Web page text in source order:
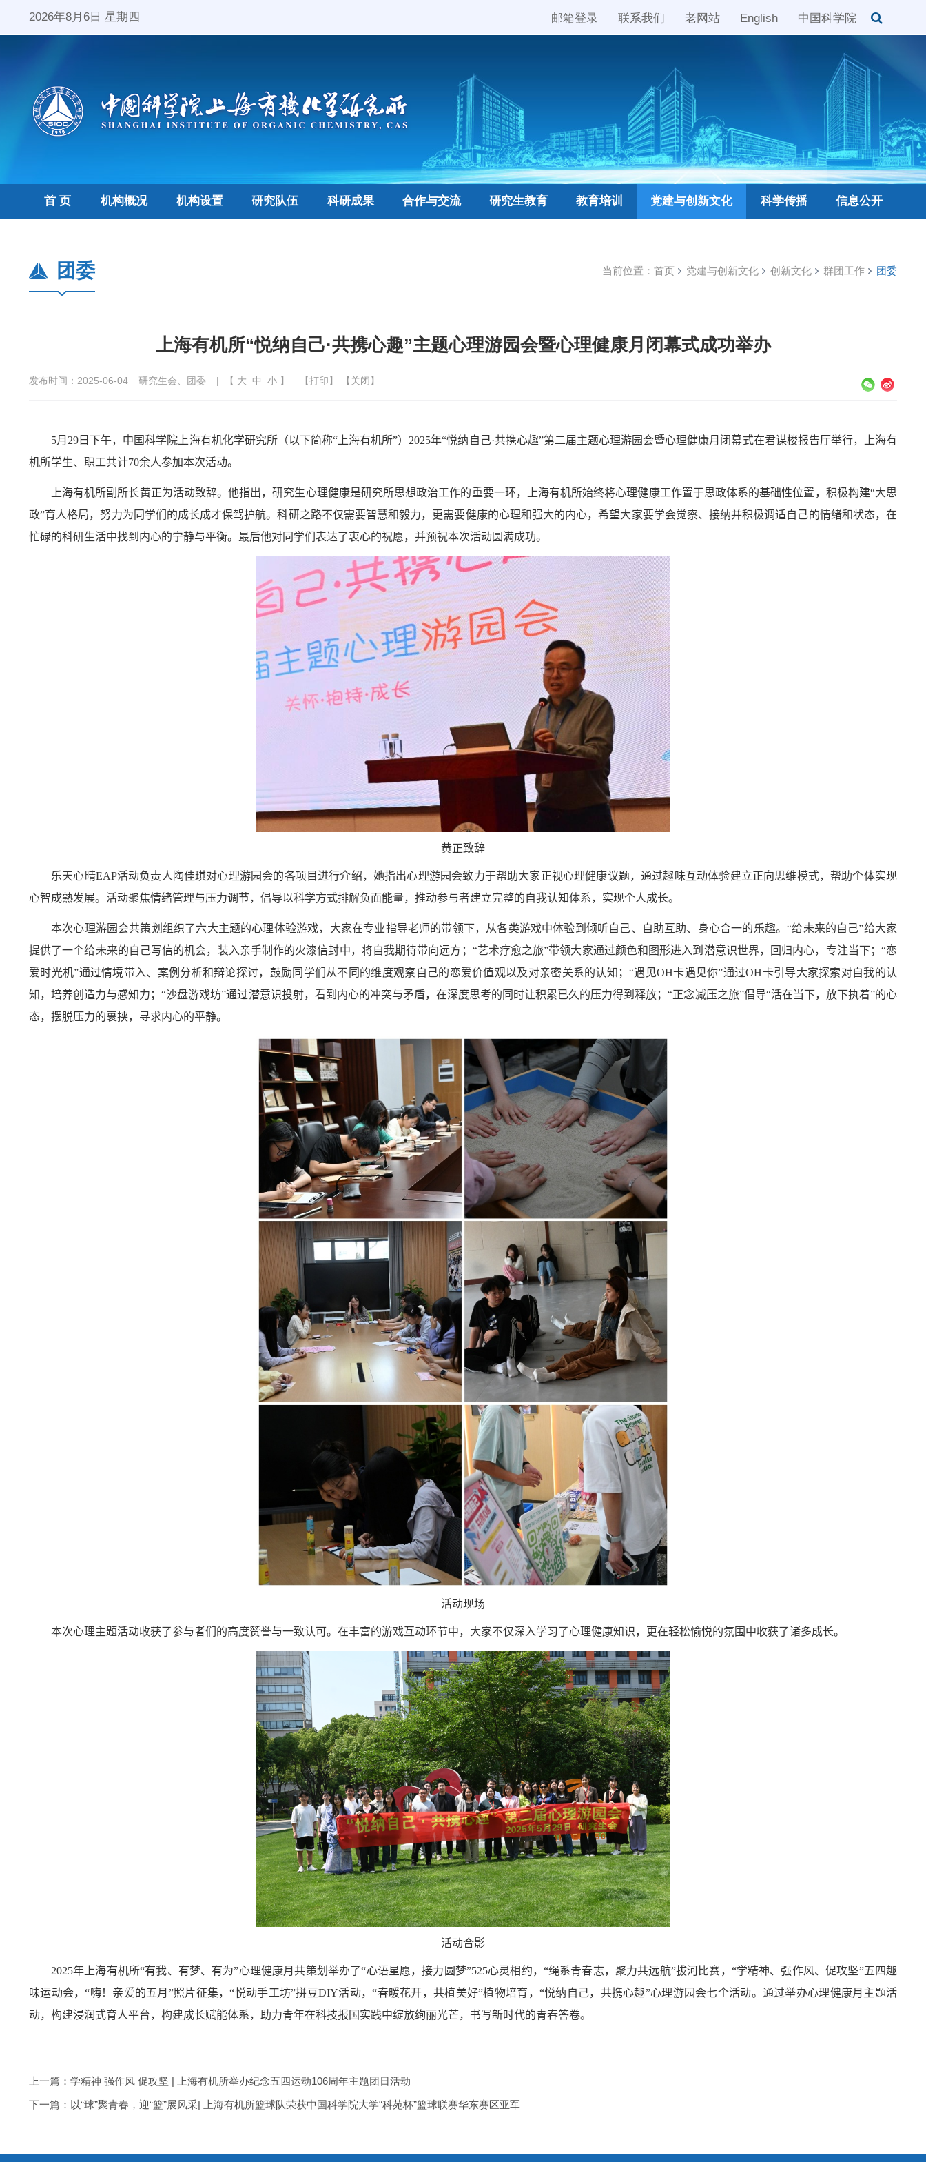
2026年8月6日 星期四 邮箱登录 联系我们 老网站 English 中国科学院
首 页 机构概况 机构设置 研究队伍 科研成果 合作与交流 研究生教育 教育培训 党建与创新文化 科学传播 信息公开
当前位置： 首页 党建与创新文化 创新文化 群团工作 团委
团委
上海有机所“悦纳自己·共携心趣”主题心理游园会暨心理健康月闭幕式成功举办
发布时间：2025-06-04 研究生会、团委 | 【 大 中 小 】 【打印】 【关闭】
5月 29 日下午，中国科学院上海有机化学研究所（以下简称“上海有机所”） 2025年“悦纳自己·共携心趣”第二届主题心理游园会暨心理健康月闭幕式在君谋楼报告厅举行，上海有
机所学生、职工共计70余人参加本次活动。
上海有机所副所长黄正为活动致辞。他指出，研究生心理健康是研究所思想政治工作的重要一环，上海有机所始终将心理健康工作置于思政体系的基础性位置，积极构建“大思
政”育人格局，努力为同学们的成长成才保驾护航。科研之路不仅需要智慧和毅力，更需要健康的心理和强大的内心，希望大家要学会觉察、接纳并积极调适自己的情绪和状态，在
忙碌的科研生活中找到内心的宁静与平衡。最后他对同学们表达了衷心的祝愿，并预祝本次活动圆满成功。
黄正致辞
乐天心晴EAP活动负责人陶佳琪对心理游园会的各项目进行介绍，她指出心理游园会致力于帮助大家正视心理健康议题，通过趣味互动体验建立正向思维模式，帮助个体实现
心智成熟发展。活动聚焦情绪管理与压力调节，倡导以科学方式排解负面能量，推动参与者建立完整的自我认知体系，实现个人成长。
本次心理游园会共策划组织了六大主题的心理体验游戏，大家在专业指导老师的带领下，从各类游戏中体验到倾听自己、自助互助、身心合一的乐趣。“给未来的自己”给大家
提供了一个给未来的自己写信的机会，装入亲手制作的火漆信封中，将自我期待带向远方；“艺术疗愈之旅”带领大家通过颜色和图形进入到潜意识世界，回归内心，专注当下；“恋
爱时光机”通过情境带入、案例分析和辩论探讨，鼓励同学们从不同的维度观察自己的恋爱价值观以及对亲密关系的认知；“遇见OH卡遇见你”通过OH卡引导大家探索对自我的认
知，培养创造力与感知力；“沙盘游戏坊”通过潜意识投射，看到内心的冲突与矛盾，在深度思考的同时让积累已久的压力得到释放；“正念减压之旅”倡导“活在当下，放下执着”的心
态，摆脱压力的裹挟，寻求内心的平静。
活动现场
本次心理主题活动收获了参与者们的高度赞誉与一致认可。在丰富的游戏互动环节中，大家不仅深入学习了心理健康知识，更在轻松愉悦的氛围中收获了诸多成长。
活动合影
2025年上海有机所“有我、有梦、有为”心理健康月共策划举办了“心语星愿，接力圆梦”525心灵相约，“绳系青春志，聚力共远航”拔河比赛，“学精神、强作风、促攻坚”五四趣
味运动会，“嗨！亲爱的五月”照片征集，“悦动手工坊”拼豆DIY活动，“春暖花开，共植美好”植物培育，“悦纳自己，共携心趣”心理游园会七个活动。通过举办心理健康月主题活
动，构建浸润式育人平台，构建成长赋能体系，助力青年在科技报国实践中绽放绚丽光芒，书写新时代的青春答卷。
上一篇： 学精神 强作风 促攻坚 | 上海有机所举办纪念五四运动106周年主题团日活动
下一篇： 以“球”聚青春，迎“篮”展风采| 上海有机所篮球队荣获中国科学院大学“科苑杯”篮球联赛华东赛区亚军